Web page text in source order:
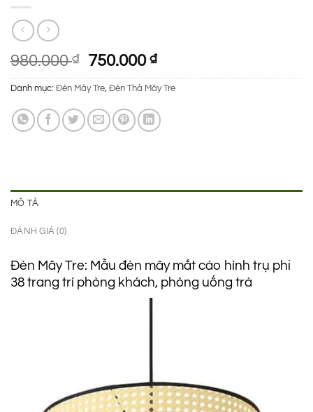
980.000₫
Giá
gốc
là:
980.000 ₫.
750.000₫Giá
hiện
tại
là:
750.000 ₫.
Danh mục: Đèn Mây Tre, Đèn Thả Mây Tre
MÔ TẢ
ĐÁNH GIÁ (0)
Đèn Mây Tre: Mẫu đèn mây mắt cáo hình trụ phi
38 trang trí phòng khách, phòng uống trà